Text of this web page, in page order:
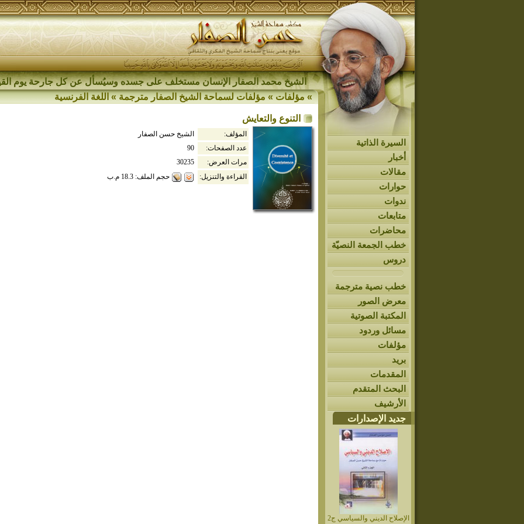
الشيخ محمد الصفار الإنسان مستخلف على جسده وسيُسأل عن كل جارحة يوم
السيرة الذاتية
أخبار
مقالات
حوارات
ندوات
متابعات
محاضرات
خطب الجمعة النصيّة
دروس
خطب نصية مترجمة
معرض الصور
المكتبة الصوتية
مسائل وردود
مؤلفات
بريد
المقدمات
البحث المتقدم
الأرشيف
جديد الإصدارات
الإصلاح الديني والسياسي ج2
»مؤلفات»مؤلفات لسماحة الشيخ الصفار مترجمة»اللغة الفرنسية
التنوع والتعايش
المؤلف:
الشيخ حسن الصفار
عدد الصفحات:
90
مرات العرض:
30235
القراءة والتنزيل:
حجم الملف: 18.3 م.ب